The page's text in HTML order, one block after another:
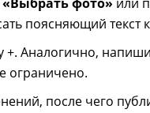
поясняющий текст
Аналогично,
ограничено.
после чего